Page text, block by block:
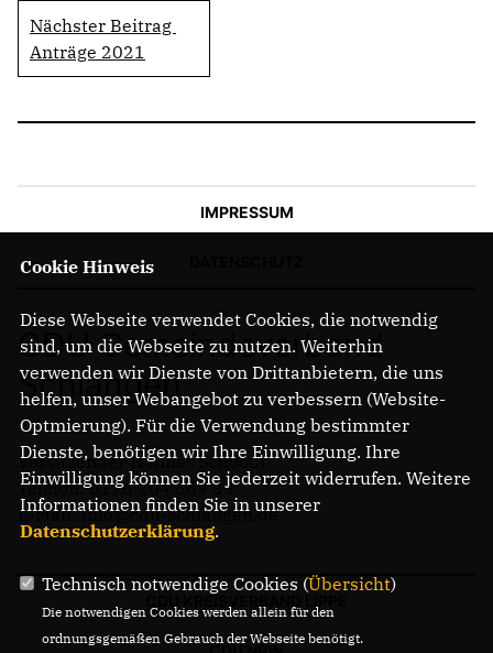
Nächster Beitrag
Anträge 2021
IMPRESSUM
CDU Gemeindeverband
Schlangen
Vorsitzender Hannes Schoodt
Telefon: 0176 204 669 39
E-Mail: info@cdu-schlangen.de
Cookie Hinweis
Diese Webseite verwendet Cookies, die notwendig
sind, um die Webseite zu nutzen. Weiterhin
verwenden wir Dienste von Drittanbietern, die uns
helfen, unser Webangebot zu verbessern (Website-
Optmierung). Für die Verwendung bestimmter
Dienste, benötigen wir Ihre Einwilligung. Ihre
Einwilligung können Sie jederzeit widerrufen. Weitere
Informationen finden Sie in unserer
Datenschutzerklärung.
Technisch notwendige Cookies (Übersicht)
Die notwendigen Cookies werden allein für den
ordnungsgemäßen Gebrauch der Webseite benötigt.